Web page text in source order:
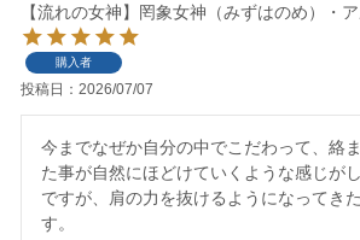
【流れの女神】罔象女神（みずはのめ）・
購入者
投稿日 2026/07/07
今までなぜか自分の中でこだわって、絡
た事が自然にほどけていくような感じが
ですが、肩の力を抜けるようになってき
す。